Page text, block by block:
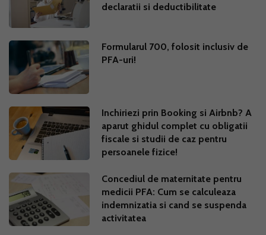
declaratii si deductibilitate
Formularul 700, folosit inclusiv de
PFA-uri!
Inchiriezi prin Booking si Airbnb? A
aparut ghidul complet cu obligatii
fiscale si studii de caz pentru
persoanele fizice!
Concediul de maternitate pentru
medicii PFA: Cum se calculeaza
indemnizatia si cand se suspenda
activitatea